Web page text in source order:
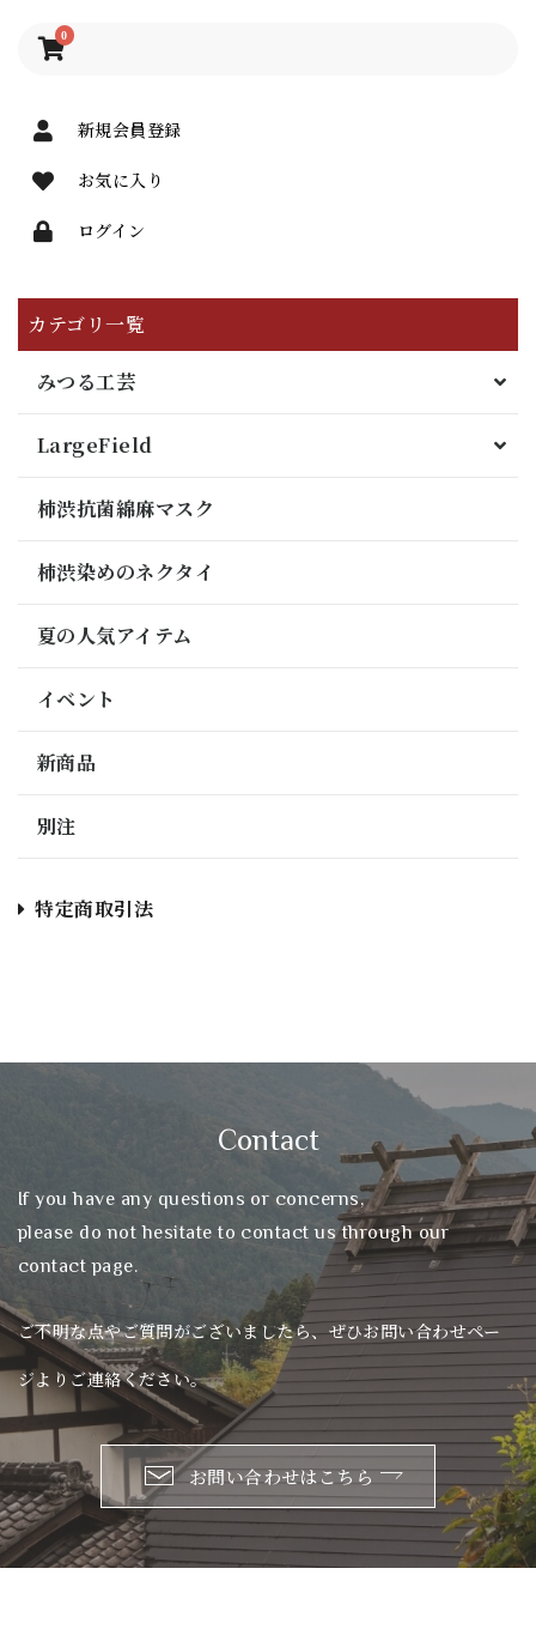
0
新規会員登録
お気に入り
ログイン
カテゴリ一覧
みつる工芸
LargeField
柿渋抗菌綿麻マスク
柿渋染めのネクタイ
夏の人気アイテム
イベント
新商品
別注
特定商取引法
Contact
If you have any questions or concerns,
please do not hesitate to contact us through our
contact page.
ご不明な点やご質問がございましたら、ぜひお問い合わせペー
ジよりご連絡ください。
お問い合わせはこちら